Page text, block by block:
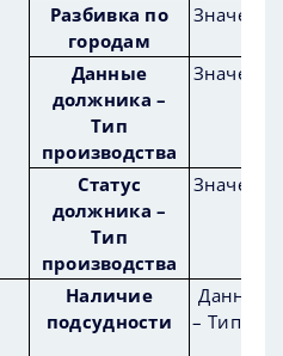
Разбивка по
городам
Данные
должника –
Тип
производства
Статус
должника –
Тип
производства
Наличие
подсудности
Данные
– Тип